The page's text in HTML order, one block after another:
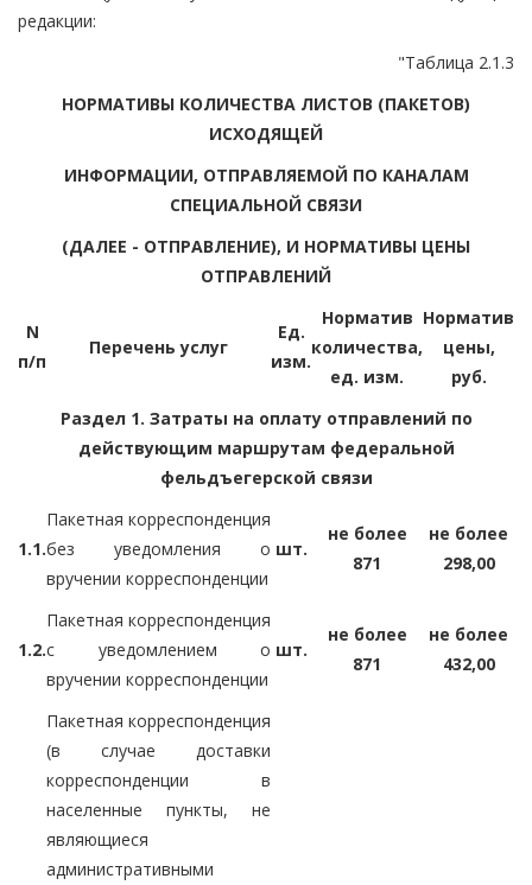
редакции:
"Таблица 2.1.3
НОРМАТИВЫ КОЛИЧЕСТВА ЛИСТОВ (ПАКЕТОВ)
ИСХОДЯЩЕЙ
ИНФОРМАЦИИ, ОТПРАВЛЯЕМОЙ ПО КАНАЛАМ
СПЕЦИАЛЬНОЙ СВЯЗИ
(ДАЛЕЕ - ОТПРАВЛЕНИЕ), И НОРМАТИВЫ ЦЕНЫ
ОТПРАВЛЕНИЙ
N
п/п
Перечень услуг
Ед.
изм.
Норматив
количества,
ед. изм.
Норматив
цены,
руб.
Раздел 1. Затраты на оплату отправлений по
действующим маршрутам федеральной
фельдъегерской связи
1.1.
Пакетная корреспонденция
без уведомления о
вручении корреспонденции
шт.
не более
871
не более
298,00
1.2.
Пакетная корреспонденция
с уведомлением о
вручении корреспонденции
шт.
не более
871
не более
432,00
Пакетная корреспонденция
(в случае доставки
корреспонденции в
населенные пункты, не
являющиеся
административными